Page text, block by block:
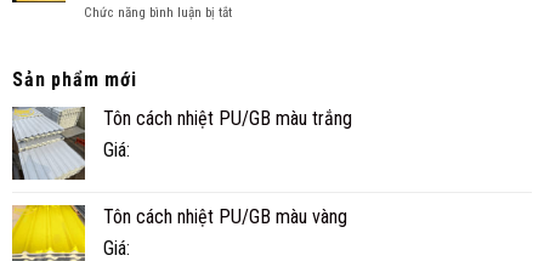
NGHI
CÔNG
CÀ
Chức năng bình luận bị tắtở
KHÔNG?
BAO
Sản phẩm mới
Tôn cách nhiệt PU/GB màu trắng
Giá:
Tôn cách nhiệt PU/GB màu vàng
Giá: